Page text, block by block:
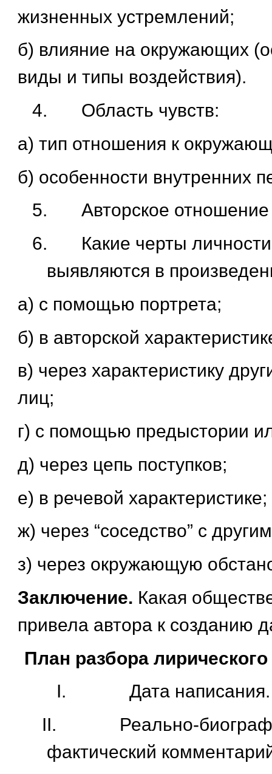
жизненных устремлений;
б) влияние на окружающих
виды и типы воздействия).
4.
Область чувств:
а) тип отношения к
б) особенности внутренних
5.
Авторское
6.
Какие черты
выявляются в
а) с помощью портрета;
б) в авторской
в) через характеристику
лиц;
г) с помощью предыстории
д) через цепь поступков;
е) в речевой характеристике;
ж) через “соседство” с
з) через окружающую
Заключение. Какая
привела автора к созданию
План разбора
I.
Дата написания.
II.
Реально-
фактический